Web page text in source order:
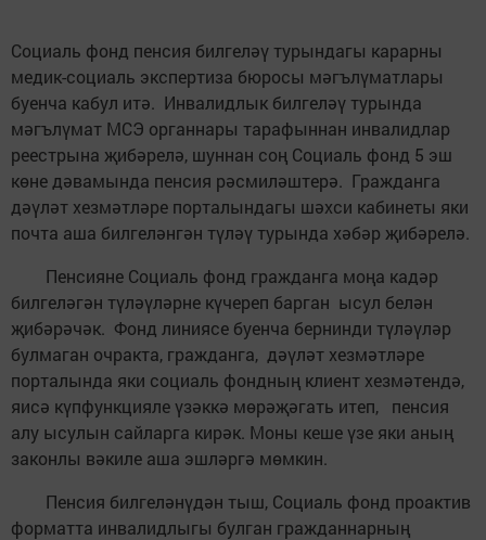
Социаль фонд пенсия билгеләү турындагы карарны
медик-социаль экспертиза бюросы мәгълүматлары
буенча кабул итә. Инвалидлык билгеләү турында
мәгълүмат МСЭ органнары тарафыннан инвалидлар
реестрына җибәрелә, шуннан соң Социаль фонд 5 эш
көне дәвамында пенсия рәсмиләштерә. Гражданга
дәүләт хезмәтләре порталындагы шәхси кабинеты яки
почта аша билгеләнгән түләү турында хәбәр җибәрелә.
Пенсияне Социаль фонд гражданга моңа кадәр
билгеләгән түләүләрне күчереп барган ысул белән
җибәрәчәк. Фонд линиясе буенча бернинди түләүләр
булмаган очракта, гражданга, дәүләт хезмәтләре
порталында яки социаль фондның клиент хезмәтендә,
яисә күпфункцияле үзәккә мөрәҗәгать итеп, пенсия
алу ысулын сайларга кирәк. Моны кеше үзе яки аның
законлы вәкиле аша эшләргә мөмкин.
Пенсия билгеләнүдән тыш, Социаль фонд проактив
форматта инвалидлыгы булган гражданнарның